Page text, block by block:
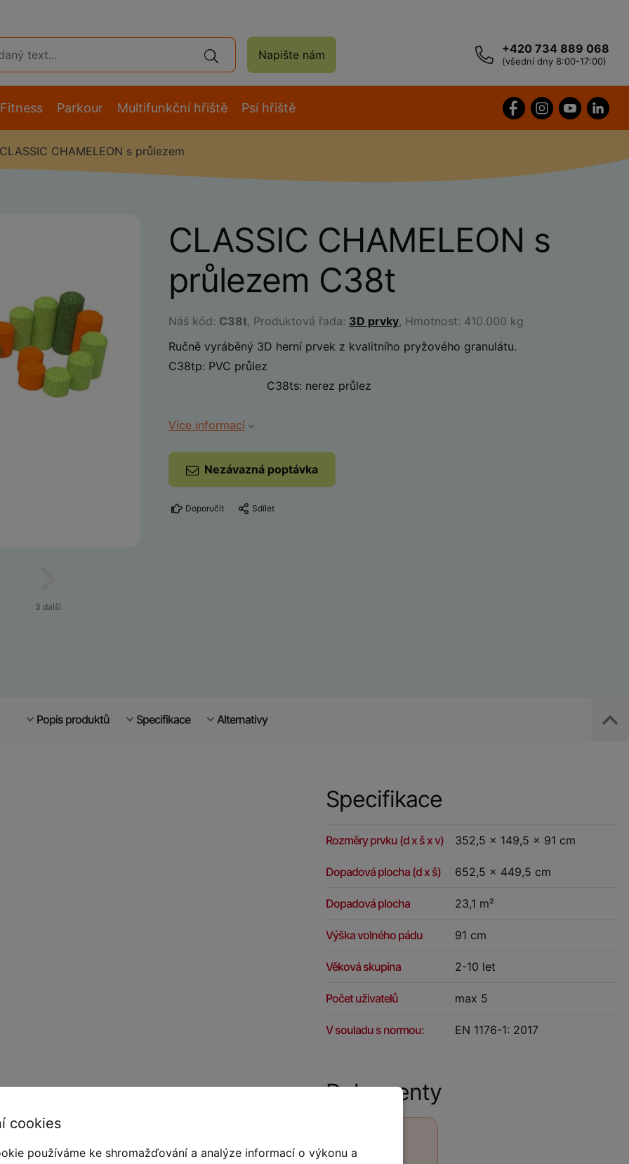
Napište nám +420 734 889 068
(všední dny 8:00-17:00)
Fitness Parkour Multifunkční hřiště Psí hřiště
CLASSIC CHAMELEON s průlezem
3 další
CLASSIC CHAMELEON s
průlezem C38t
Náš kód: C38t, Produktová řada: 3D prvky, Hmotnost: 410.000 kg
Ručně vyráběný 3D herní prvek z kvalitního pryžového granulátu.
C38tp: PVC průlez
C38ts: nerez průlez
Více informací
Nezávazná poptávka
Doporučit Sdílet
Popis produktů Specifikace Alternativy
Specifikace
Rozměry prvku (d x š x v) 352,5 x 149,5 x 91 cm
Dopadová plocha (d x š) 652,5 x 449,5 cm
Dopadová plocha 23,1 m²
Výška volného pádu 91 cm
Věková skupina 2-10 let
Počet uživatelů max 5
V souladu s normou: EN 1176-1: 2017
Dokumenty
cookies
používáme ke shromažďování a analýze informací o výkonu a